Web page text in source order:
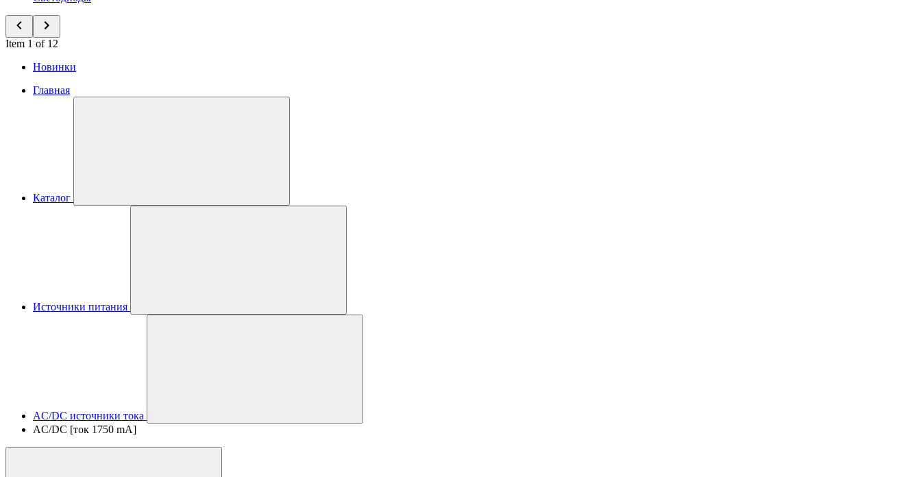
Item 1 of 12
Новинки
Главная
Каталог
Источники питания
AC/DC источники тока
AC/DC [ток 1750 mA]